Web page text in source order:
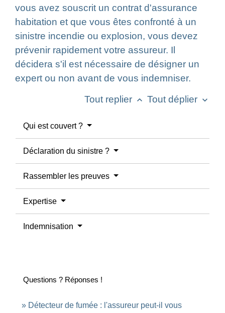
vous avez souscrit un contrat d'assurance
habitation et que vous êtes confronté à un
sinistre incendie ou explosion, vous devez
prévenir rapidement votre assureur. Il
décidera s'il est nécessaire de désigner un
expert ou non avant de vous indemniser.
Tout replier keyboard_arrow_up Tout déplier keyboard_arrow_down
Qui est couvert ?
Déclaration du sinistre ?
Rassembler les preuves
Expertise
Indemnisation
Questions ? Réponses !
Détecteur de fumée : l'assureur peut-il vous